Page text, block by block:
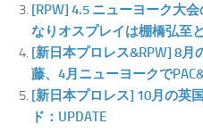
[RPW] 4.5 ニューヨーク大
なりオスプレイは棚橋弘至
[新日本プロレス&RPW] 8月
藤、4月ニューヨークで
[新日本プロレス] 10月の英
ド：UPDATE